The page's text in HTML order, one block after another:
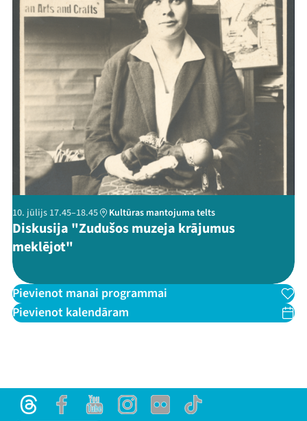
10. jūlijs 17.45–18.45 Kultūras mantojuma telts
Diskusija "Zudušos muzeja krājumus
meklējot"
Pievienot manai programmai
Pievienot kalendāram
ThreadsFacebookYoutubeInstagram
Flick TikTok